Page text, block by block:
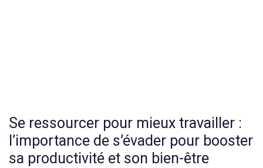
Se ressourcer pour mieux travailler :
l’importance de s’évader pour booster
sa productivité et son bien-être